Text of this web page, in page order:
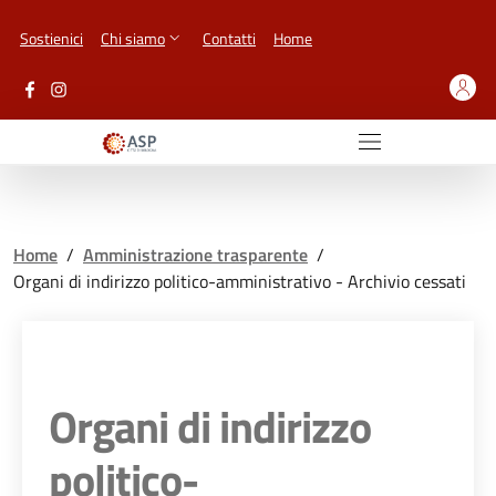
Sostienici Chi siamo Contatti Home
Home / Amministrazione trasparente /
Organi di indirizzo politico-amministrativo - Archivio cessati
Organi di indirizzo
politico-